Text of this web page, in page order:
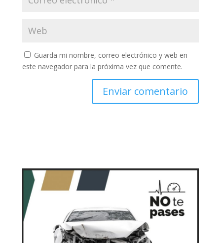
Guarda mi nombre, correo electrónico y web en
este navegador para la próxima vez que comente.